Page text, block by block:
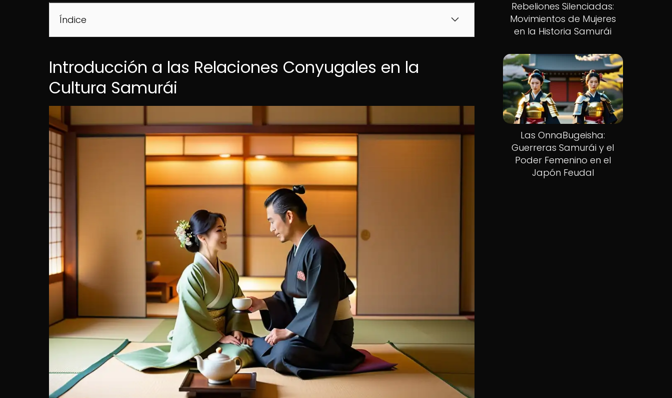
Índice
Introducción a las Relaciones Conyugales en la
Cultura Samurái
Rebeliones Silenciadas:
Movimientos de Mujeres
en la Historia Samurái
Las OnnaBugeisha:
Guerreras Samurái y el
Poder Femenino en el
Japón Feudal